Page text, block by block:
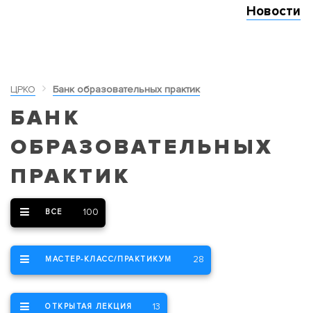
Новости
ЦРКО Банк образовательных практик
БАНК
ОБРАЗОВАТЕЛЬНЫХ
ПРАКТИК
ВСЕ 100
МАСТЕР-КЛАСС/ПРАКТИКУМ 28
ОТКРЫТАЯ ЛЕКЦИЯ 13